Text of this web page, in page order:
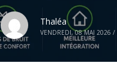
Thaléa
VENDREDI, 08 MAI 2026 /